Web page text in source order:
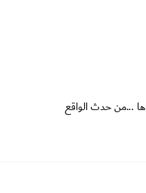
...من حدث الواقع